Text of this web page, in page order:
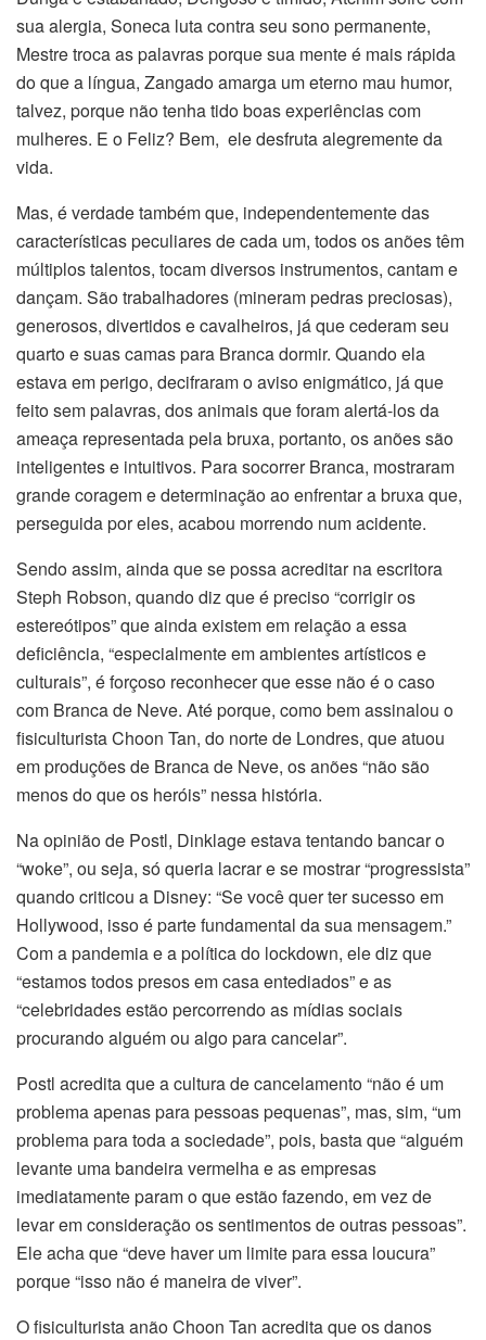
sua alergia, Soneca luta contra seu sono permanente,
Mestre troca as palavras porque sua mente é mais rápida
do que a língua, Zangado amarga um eterno mau humor,
talvez, porque não tenha tido boas experiências com
mulheres. E o Feliz? Bem, ele desfruta alegremente da
vida.
Mas, é verdade também que, independentemente das
características peculiares de cada um, todos os anões têm
múltiplos talentos, tocam diversos instrumentos, cantam e
dançam. São trabalhadores (mineram pedras preciosas),
generosos, divertidos e cavalheiros, já que cederam seu
quarto e suas camas para Branca dormir. Quando ela
estava em perigo, decifraram o aviso enigmático, já que
feito sem palavras, dos animais que foram alertá-los da
ameaça representada pela bruxa, portanto, os anões são
inteligentes e intuitivos. Para socorrer Branca, mostraram
grande coragem e determinação ao enfrentar a bruxa que,
perseguida por eles, acabou morrendo num acidente.
Sendo assim, ainda que se possa acreditar na escritora
Steph Robson, quando diz que é preciso “corrigir os
estereótipos” que ainda existem em relação a essa
deficiência, “especialmente em ambientes artísticos e
culturais”, é forçoso reconhecer que esse não é o caso
com Branca de Neve. Até porque, como bem assinalou o
fisiculturista Choon Tan, do norte de Londres, que atuou
em produções de Branca de Neve, os anões “não são
menos do que os heróis” nessa história.
Na opinião de Postl, Dinklage estava tentando bancar o
“woke”, ou seja, só queria lacrar e se mostrar “progressista”
quando criticou a Disney: “Se você quer ter sucesso em
Hollywood, isso é parte fundamental da sua mensagem.”
Com a pandemia e a política do lockdown, ele diz que
“estamos todos presos em casa entediados” e as
“celebridades estão percorrendo as mídias sociais
procurando alguém ou algo para cancelar”.
Postl acredita que a cultura de cancelamento “não é um
problema apenas para pessoas pequenas”, mas, sim, “um
problema para toda a sociedade”, pois, basta que “alguém
levante uma bandeira vermelha e as empresas
imediatamente param o que estão fazendo, em vez de
levar em consideração os sentimentos de outras pessoas”.
Ele acha que “deve haver um limite para essa loucura”
porque “isso não é maneira de viver”.
O fisiculturista anão Choon Tan acredita que os danos